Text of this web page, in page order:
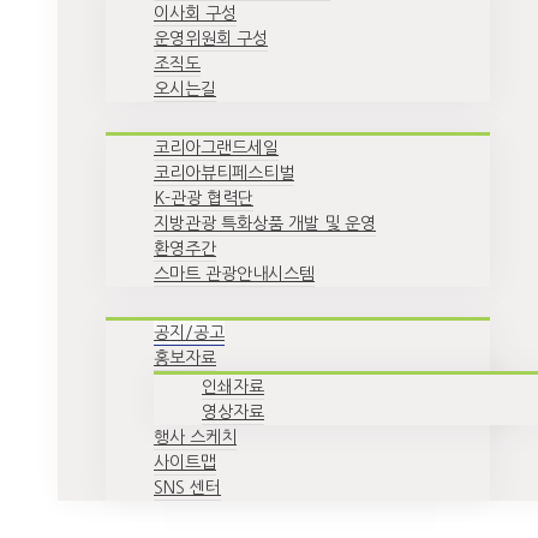
이사회 구성
운영위원회 구성
조직도
오시는길
코리아그랜드세일
코리아뷰티페스티벌
K-관광 협력단
지방관광 특화상품 개발 및 운영
환영주간
스마트 관광안내시스템
공지/공고
홍보자료
인쇄자료
영상자료
행사 스케치
사이트맵
SNS 센터